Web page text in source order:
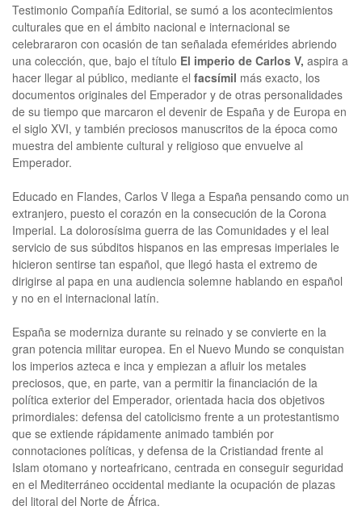
Testimonio Compañía Editorial, se sumó a los acontecimientos
culturales que en el ámbito nacional e internacional se
celebrararon con ocasión de tan señalada efemérides abriendo
una colección, que, bajo el título El imperio de Carlos V, aspira a
hacer llegar al público, mediante el facsímil más exacto, los
documentos originales del Emperador y de otras personalidades
de su tiempo que marcaron el devenir de España y de Europa en
el siglo XVI, y también preciosos manuscritos de la época como
muestra del ambiente cultural y religioso que envuelve al
Emperador.
Educado en Flandes, Carlos V llega a España pensando como un
extranjero, puesto el corazón en la consecución de la Corona
Imperial. La dolorosísima guerra de las Comunidades y el leal
servicio de sus súbditos hispanos en las empresas imperiales le
hicieron sentirse tan español, que llegó hasta el extremo de
dirigirse al papa en una audiencia solemne hablando en español
y no en el internacional latín.
España se moderniza durante su reinado y se convierte en la
gran potencia militar europea. En el Nuevo Mundo se conquistan
los imperios azteca e inca y empiezan a afluir los metales
preciosos, que, en parte, van a permitir la financiación de la
política exterior del Emperador, orientada hacia dos objetivos
primordiales: defensa del catolicismo frente a un protestantismo
que se extiende rápidamente animado también por
connotaciones políticas, y defensa de la Cristiandad frente al
Islam otomano y norteafricano, centrada en conseguir seguridad
en el Mediterráneo occidental mediante la ocupación de plazas
del litoral del Norte de África.